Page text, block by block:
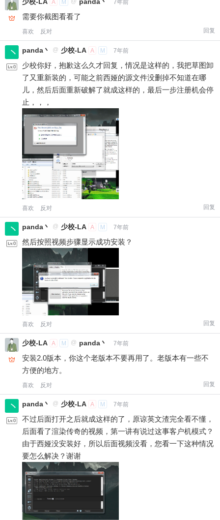
给少校-LA打赏
2 元 5 元
20 50
微信支付
立刻支付
¥
微信支付
A M 7年前
需要你截图看看了
喜欢 反对 回复
panda丶 @ 少校-LA A M 7年前
少校你好，抱歉这么久才回复，情况是这样的，我把草图卸
了又重新装的，可能之前西娅的源文件没删掉不知道在哪
儿，然后后面重新破解了就成这样的，最后一步注册机会停
止，，，
喜欢 反对 回复
panda丶 @ 少校-LA A M 7年前
然后按照视频步骤显示成功安装？
喜欢 反对 回复
少校-LA A M @ panda丶 7年前
安装2.0版本，你这个老版本不要再用了。老版本有一些不
方便的地方。
喜欢 反对 回复
panda丶 @ 少校-LA A M 7年前
不过后面打开之后就成这样的了，原谅英文渣完全看不懂，
后面看了渲染传奇的视频，第一讲有说过这事客户机模式？
由于西娅没安装好，所以后面视频没看，您看一下这种情况
要怎么解决？谢谢
您没有权限发布内容，请购买会员或者提升权
限。
忘记密码？找回